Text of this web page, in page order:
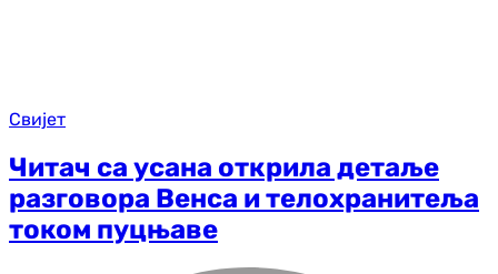
Свијет
Читач са усана открила детаље
разговора Венса и телохранитеља
током пуцњаве